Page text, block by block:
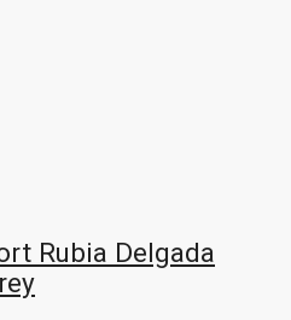
Rubia Delgada